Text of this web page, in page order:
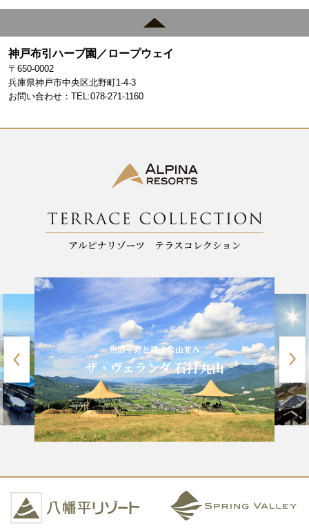
e
b
gr
a
神戸布引ハーブ園／ロープウェイ
〒650-0002
兵庫県神戸市中央区北野町1-4-3
お問い合わせ：TEL:078-271-1160
魚沼平野と雄大な山並み
ザ・ヴェランダ 石打丸山